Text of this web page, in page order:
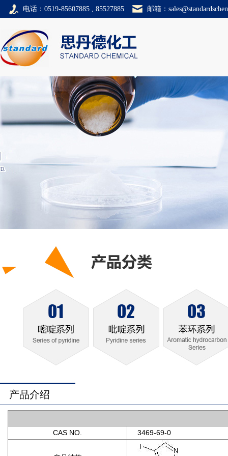
电话：0519-85607885 , 85527885 邮箱：
产品介绍
CAS NO. 3469-69-0